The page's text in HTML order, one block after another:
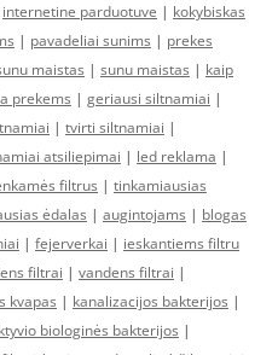
internetine parduotuve | kokybiskas
| pavadeliai sunims | prekes
maistas | sunu maistas | kaip
prekems | geriausi siltnamiai |
| tvirti siltnamiai |
atsiliepimai | led reklama |
filtrus | tinkamiausias
ėdalas | augintojams | blogas
| fejerverkai | ieskantiems filtru
filtrai | vandens filtrai |
kvapas | kanalizacijos bakterijos |
biologinės bakterijos |